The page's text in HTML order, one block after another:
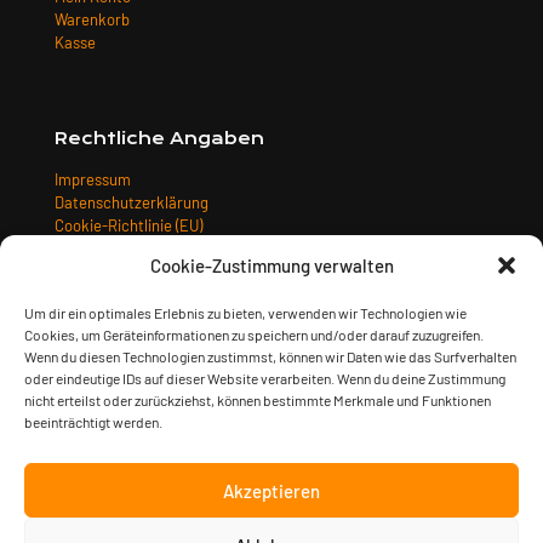
Cookie-Zustimmung verwalten
Um dir ein optimales Erlebnis zu bieten, verwenden wir Technologien wie
Cookies, um Geräteinformationen zu speichern und/oder darauf zuzugreifen.
Wenn du diesen Technologien zustimmst, können wir Daten wie das Surfverhalten
oder eindeutige IDs auf dieser Website verarbeiten. Wenn du deine Zustimmung
nicht erteilst oder zurückziehst, können bestimmte Merkmale und Funktionen
beeinträchtigt werden.
Akzeptieren
Warenkorb
Kasse
Rechtliche Angaben
Impressum
Datenschutzerklärung
Cookie-Richtlinie (EU)
Widerrufsbelehrung
Zahlungsarten